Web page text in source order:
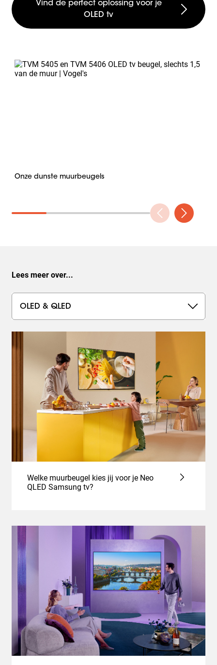
Vind de perfect oplossing voor je
OLED tv
Slide 1 of 4
Onze dunste muurbeugels
Lees meer over...
OLED & QLED
Welke muurbeugel kies jij voor je Neo
QLED Samsung tv?